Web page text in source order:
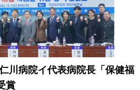
川病院イ代表病院長「保健福
賞